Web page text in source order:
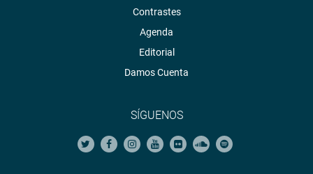
Contrastes
Agenda
Editorial
Damos Cuenta
SÍGUENOS